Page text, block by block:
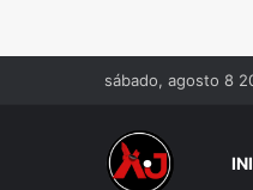
sábado, agosto 8